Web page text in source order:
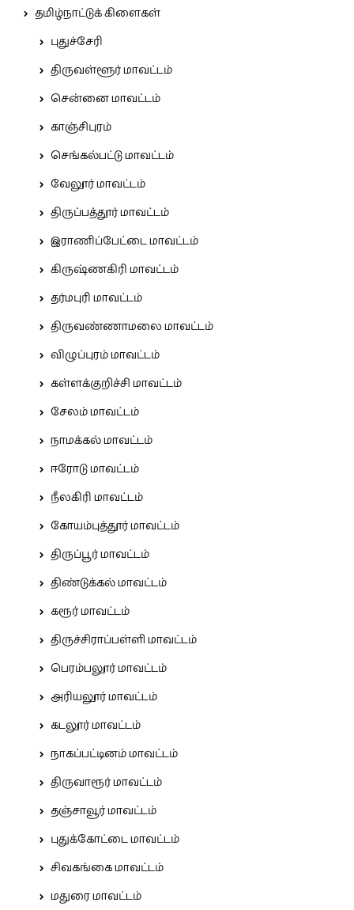
தமிழ்நாட்டுக் கிளைகள்
புதுச்சேரி
திருவள்ளூர் மாவட்டம்
சென்னை மாவட்டம்
காஞ்சிபுரம்
செங்கல்பட்டு மாவட்டம்
வேலூர் மாவட்டம்
திருப்பத்தூர் மாவட்டம்
இராணிப்பேட்டை மாவட்டம்
கிருஷ்ணகிரி மாவட்டம்
தர்மபுரி மாவட்டம்
திருவண்ணாமலை மாவட்டம்
விழுப்புரம் மாவட்டம்
கள்ளக்குறிச்சி மாவட்டம்
சேலம் மாவட்டம்
நாமக்கல் மாவட்டம்
ஈரோடு மாவட்டம்
நீலகிரி மாவட்டம்
கோயம்புத்தூர் மாவட்டம்
திருப்பூர் மாவட்டம்
திண்டுக்கல் மாவட்டம்
கரூர் மாவட்டம்
திருச்சிராப்பள்ளி மாவட்டம்
பெரம்பலூர் மாவட்டம்
அரியலூர் மாவட்டம்
கடலூர் மாவட்டம்
நாகப்பட்டினம் மாவட்டம்
திருவாரூர் மாவட்டம்
தஞ்சாவூர் மாவட்டம்
புதுக்கோட்டை மாவட்டம்
சிவகங்கை மாவட்டம்
மதுரை மாவட்டம்